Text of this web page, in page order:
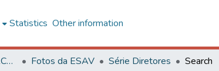
Statistics Other information
Acervo Fotográfico do ACH-UFV Fotos da ESAV Série Diretores Search